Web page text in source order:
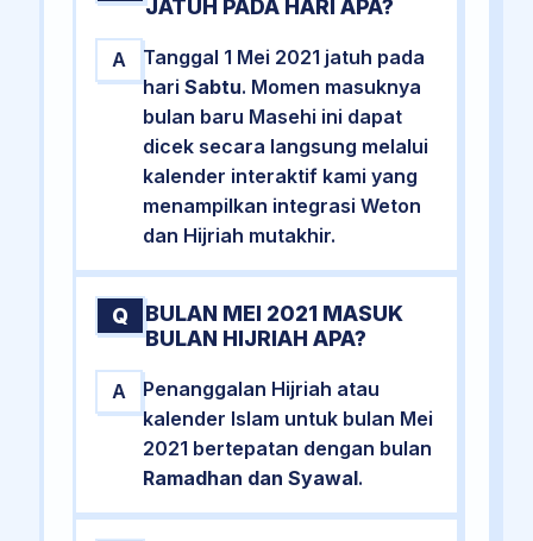
JATUH PADA HARI APA?
A
Tanggal 1 Mei 2021 jatuh pada
hari Sabtu. Momen masuknya
bulan baru Masehi ini dapat
dicek secara langsung melalui
kalender interaktif kami yang
menampilkan integrasi Weton
dan Hijriah mutakhir.
Q
BULAN MEI 2021 MASUK
BULAN HIJRIAH APA?
A
Penanggalan Hijriah atau
kalender Islam untuk bulan Mei
2021 bertepatan dengan bulan
Ramadhan dan Syawal.